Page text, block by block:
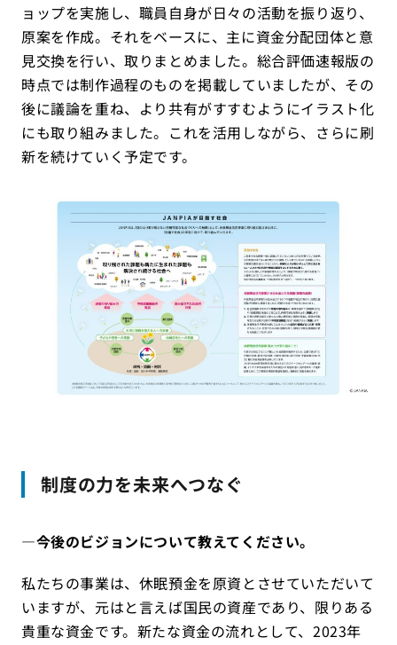
ョップを実施し、職員自身が日々の活動を振り返り、
原案を作成。それをベースに、主に資金分配団体と意
見交換を行い、取りまとめました。総合評価速報版の
時点では制作過程のものを掲載していましたが、その
後に議論を重ね、より共有がすすむようにイラスト化
にも取り組みました。これを活用しながら、さらに刷
新を続けていく予定です。
制度の力を未来へつなぐ
―今後のビジョンについて教えてください。
私たちの事業は、休眠預金を原資とさせていただいて
いますが、元はと言えば国民の資産であり、限りある
貴重な資金です。新たな資金の流れとして、2023年